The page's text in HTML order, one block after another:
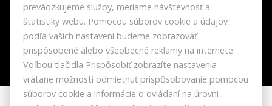
Napíšte nám
Blog
prevádzkujeme služby, meriame návštevnosť a
štatistiky webu. Pomocou súborov cookie a údajov
podľa vašich nastavení budeme zobrazovať
prispôsobené alebo všeobecné reklamy na internete.
Voľbou tlačidla Prispôsobiť zobrazíte nastavenia
vrátane možnosti odmietnuť prispôsobovanie pomocou
súborov cookie a informácie o ovládaní na úrovni